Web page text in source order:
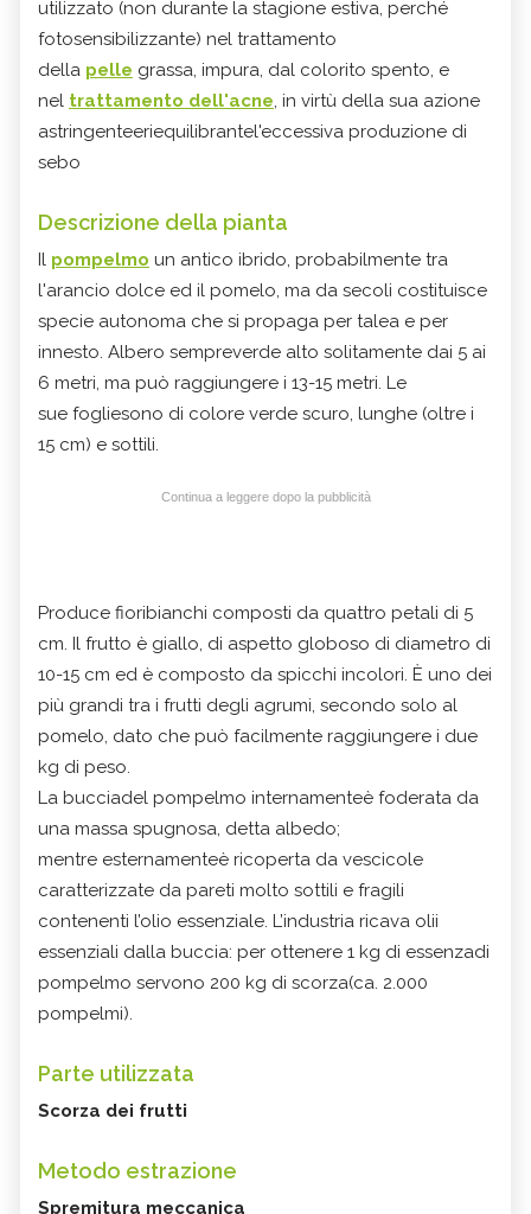
utilizzato (non durante la stagione estiva, perché
fotosensibilizzante) nel trattamento
della pelle grassa, impura, dal colorito spento, e
nel trattamento dell'acne, in virtù della sua azione
astringenteeriequilibrantel'eccessiva produzione di
sebo
Descrizione della pianta
Il pompelmo un antico ibrido, probabilmente tra
l'arancio dolce ed il pomelo, ma da secoli costituisce
specie autonoma che si propaga per talea e per
innesto. Albero sempreverde alto solitamente dai 5 ai
6 metri, ma può raggiungere i 13-15 metri. Le
sue fogliesono di colore verde scuro, lunghe (oltre i
15 cm) e sottili.
Continua a leggere dopo la pubblicità
Produce fioribianchi composti da quattro petali di 5
cm. Il frutto è giallo, di aspetto globoso di diametro di
10-15 cm ed è composto da spicchi incolori. È uno dei
più grandi tra i frutti degli agrumi, secondo solo al
pomelo, dato che può facilmente raggiungere i due
kg di peso.
La bucciadel pompelmo internamenteè foderata da
una massa spugnosa, detta albedo;
mentre esternamenteè ricoperta da vescicole
caratterizzate da pareti molto sottili e fragili
contenenti l’olio essenziale. L’industria ricava olii
essenziali dalla buccia: per ottenere 1 kg di essenzadi
pompelmo servono 200 kg di scorza(ca. 2.000
pompelmi).
Parte utilizzata
Scorza dei frutti
Metodo estrazione
Spremitura meccanica